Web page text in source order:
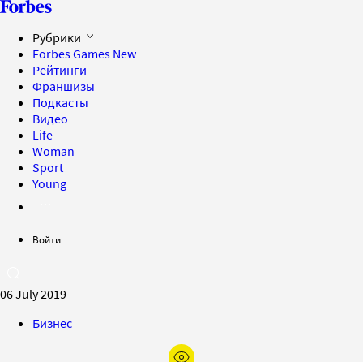
Рубрики
Forbes Games New
Рейтинги
Франшизы
Подкасты
Видео
Life
Woman
Sport
Young
Войти
06 July 2019
Бизнес